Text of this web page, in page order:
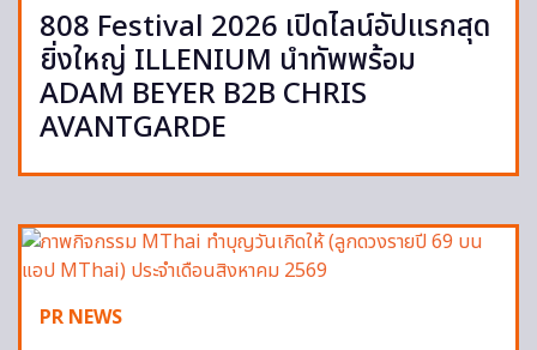
808 Festival 2026 เปิดไลน์อัปแรกสุด
ยิ่งใหญ่ ILLENIUM นำทัพพร้อม
ADAM BEYER B2B CHRIS
AVANTGARDE
PR NEWS